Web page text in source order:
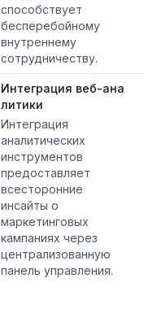
способствует
бесперебойному
внутреннему
сотрудничеству.
Интеграция веб-ана
литики
Интеграция
аналитических
инструментов
предоставляет
всесторонние
инсайты о
маркетинговых
кампаниях через
централизованную
панель управления.